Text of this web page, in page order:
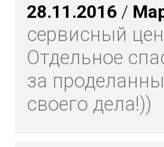
28.11.2016 /
сервисный
Отдельное
за
своего дела!))